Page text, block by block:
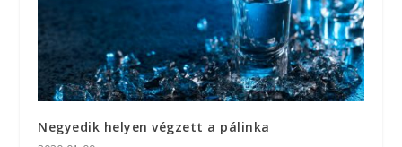
Negyedik helyen végzett a pálinka